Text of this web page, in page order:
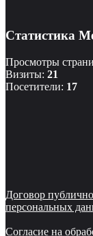
Статистика
Просмотры
Визиты: 21
Посетители: 17
Договор
персональных
Согласие на